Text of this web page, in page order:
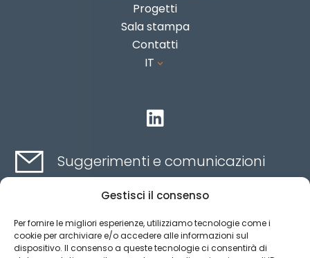
Gestisci il consenso
Per fornire le migliori esperienze, utilizziamo tecnologie come i
cookie per archiviare e/o accedere alle informazioni sul
dispositivo. Il consenso a queste tecnologie ci consentirà di
Progetti
Sala stampa
Contatti
IT 3

Suggerimenti e comunicazioni